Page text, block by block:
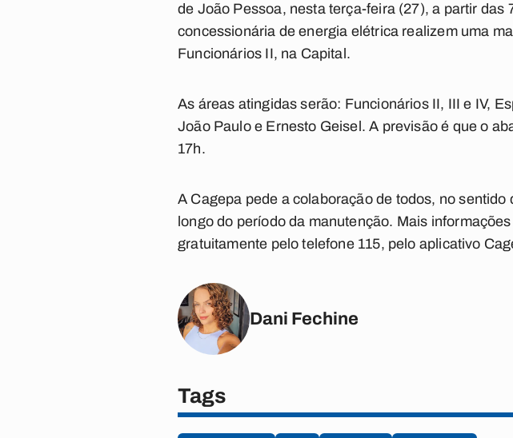
de João Pessoa, nesta terça-feira (27), a partir
concessionária de energia elétrica realizem uma
Funcionários II, na Capital.
As áreas atingidas serão: Funcionários II, III e IV,
João Paulo e Ernesto Geisel. A previsão é que o
17h.
A Cagepa pede a colaboração de todos, no
longo do período da manutenção. Mais
gratuitamente pelo telefone 115, pelo aplicativo
Dani Fechine
Tags